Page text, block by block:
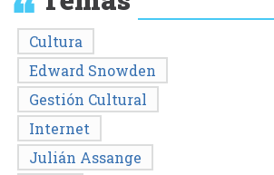
Cultura
Edward Snowden
Gestión Cultural
Internet
Julián Assange